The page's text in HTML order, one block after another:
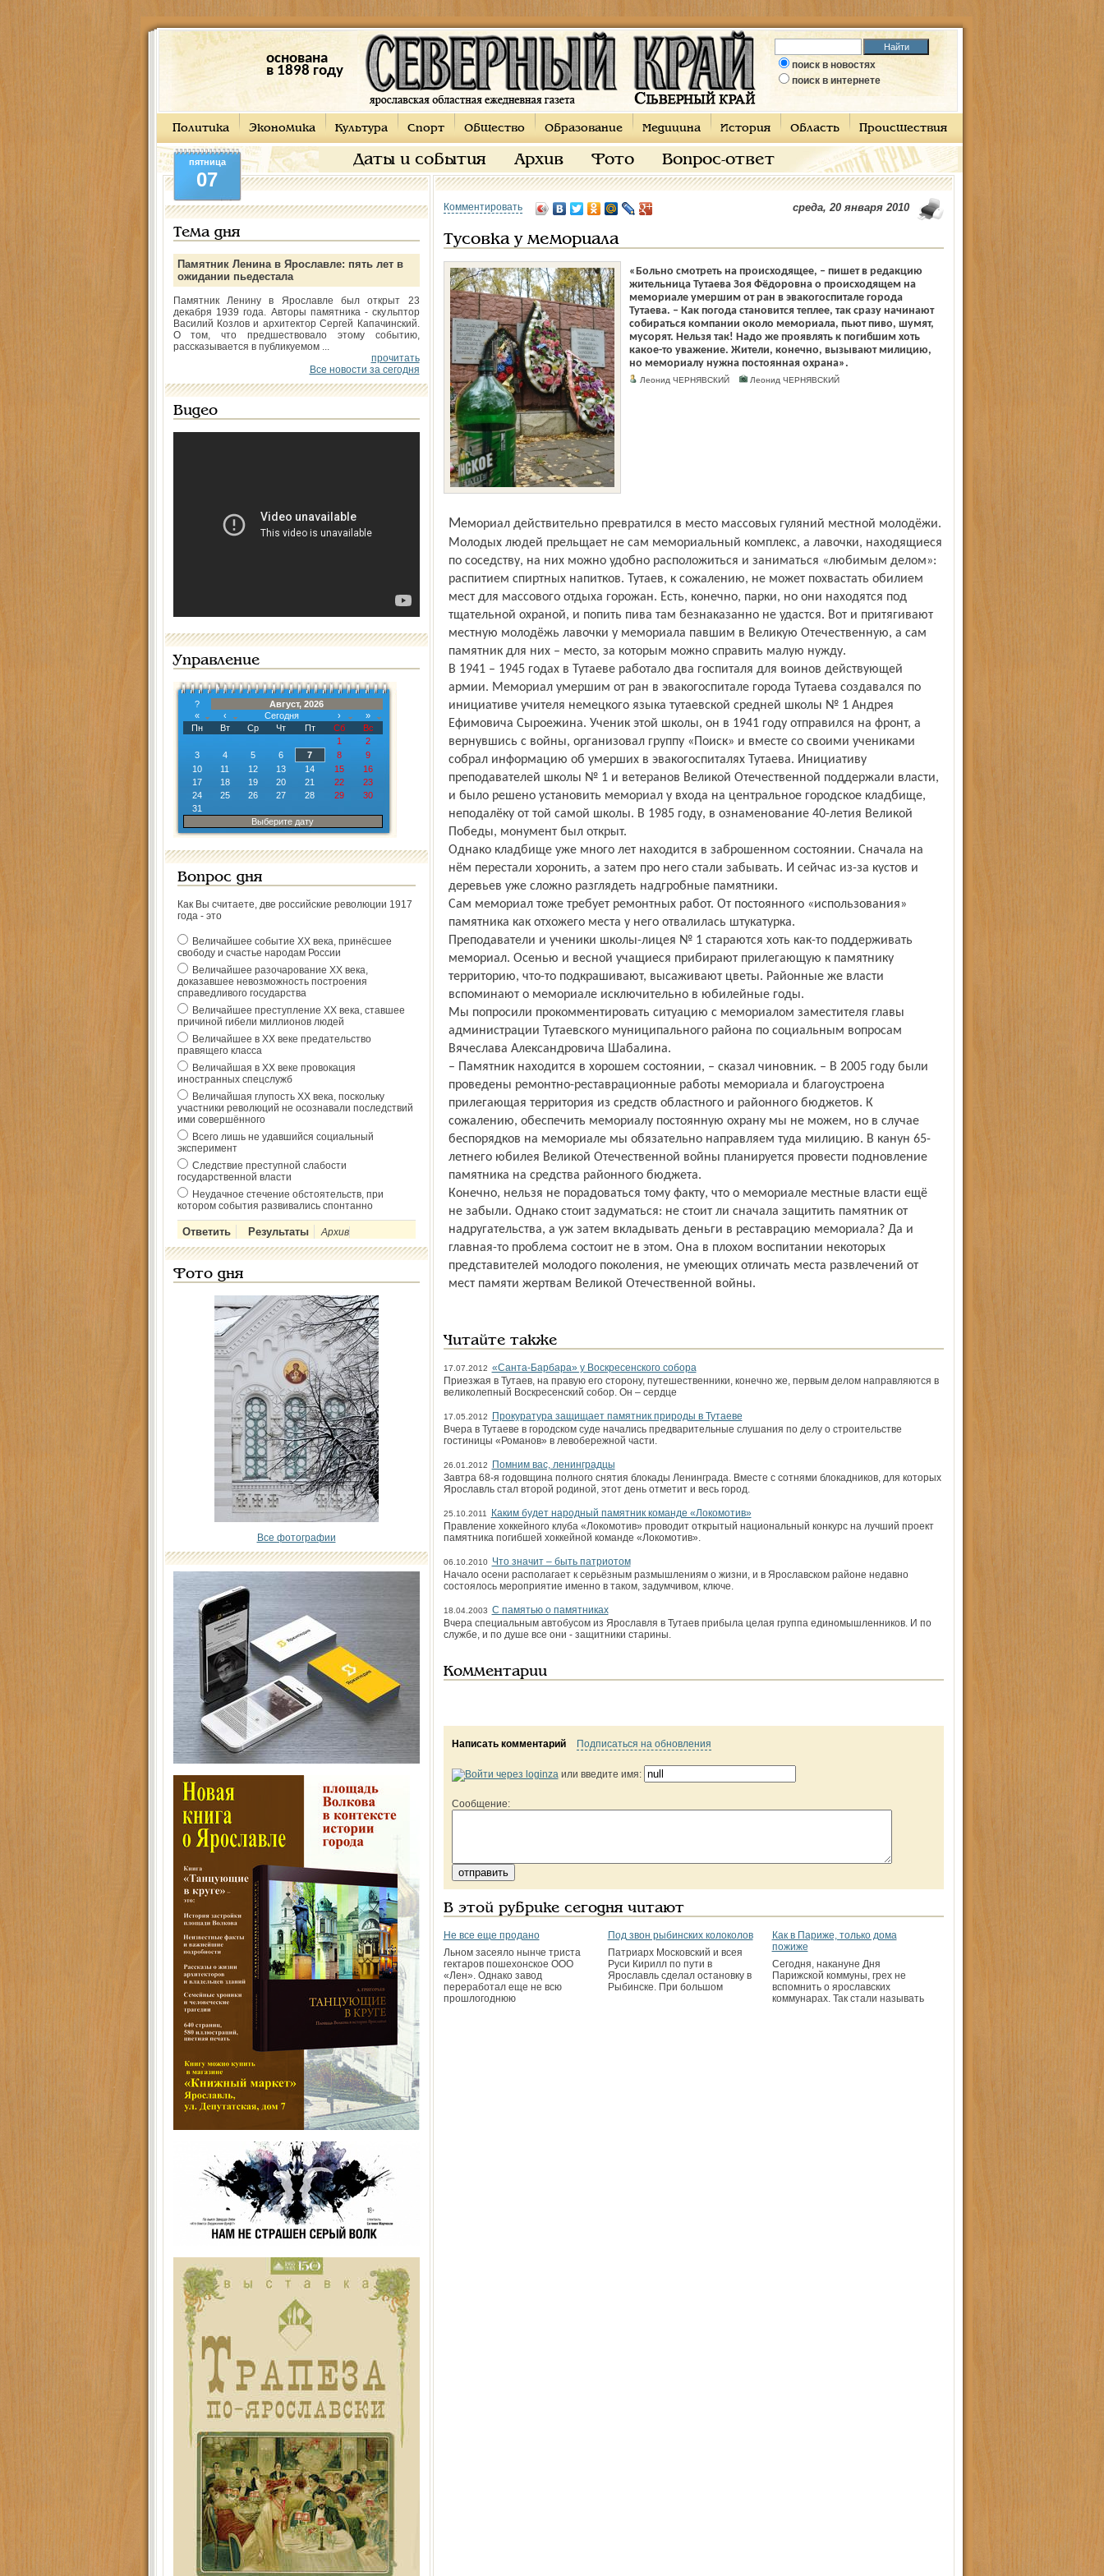
основана
в 1898 году
поиск в новостях
поиск в интернете
Политика Экономика Культура Спорт Общество Образование Медицина История Область Происшествия
Даты и события Архив Фото Вопрос-ответ
пятница
07
Тема дня
Памятник Ленина в Ярославле: пять лет в
ожидании пьедестала
Памятник Ленину в Ярославле был открыт 23
декабря 1939 года. Авторы памятника - скульптор
Василий Козлов и архитектор Сергей Капачинский.
О том, что предшествовало этому событию,
рассказывается в публикуемом ...
прочитать
Все новости за сегодня
Видео
Управление
?
Август, 2026
«
‹ Сегодня ›
»
Пн
Вт Ср Чт Пт Сб
Вс
1
2
3
4 5 6 7 8
9
10
11 12 13 14 15
16
17
18 19 20 21 22
23
24
25 26 27 28 29
30
31
Выберите дату
Вопрос дня
Как Вы считаете, две российские революции 1917
года - это
Величайшее событие ХХ века, принёсшее
свободу и счастье народам России
Величайшее разочарование ХХ века,
доказавшее невозможность построения
справедливого государства
Величайшее преступление ХХ века, ставшее
причиной гибели миллионов людей
Величайшее в ХХ веке предательство
правящего класса
Величайшая в ХХ веке провокация
иностранных спецслужб
Величайшая глупость ХХ века, поскольку
участники революций не осознавали последствий
ими совершённого
Всего лишь не удавшийся социальный
эксперимент
Следствие преступной слабости
государственной власти
Неудачное стечение обстоятельств, при
котором события развивались спонтанно
Архив
Фото дня
Все фотографии
Комментировать среда, 20 января 2010
Тусовка у мемориала
«Больно смотреть на происходящее, – пишет в редакцию
жительница Тутаева Зоя Фёдоровна о происходящем на
мемориале умершим от ран в эвакогоспитале города
Тутаева. – Как погода становится теплее, так сразу начинают
собираться компании около мемориала, пьют пиво, шумят,
мусорят. Нельзя так! Надо же проявлять к погибшим хоть
какое-то уважение. Жители, конечно, вызывают милицию,
но мемориалу нужна постоянная охрана».
Леонид ЧЕРНЯВСКИЙ Леонид ЧЕРНЯВСКИЙ
Мемориал действительно превратился в место массовых гуляний местной молодёжи.
Молодых людей прельщает не сам мемориальный комплекс, а лавочки, находящиеся
по соседству, на них можно удобно расположиться и заниматься «любимым делом»:
распитием спиртных напитков. Тутаев, к сожалению, не может похвастать обилием
мест для массового отдыха горожан. Есть, конечно, парки, но они находятся под
тщательной охраной, и попить пива там безнаказанно не удастся. Вот и притягивают
местную молодёжь лавочки у мемориала павшим в Великую Отечественную, а сам
памятник для них – место, за которым можно справить малую нужду.
В 1941 – 1945 годах в Тутаеве работало два госпиталя для воинов действующей
армии. Мемориал умершим от ран в эвакогоспитале города Тутаева создавался по
инициативе учителя немецкого языка тутаевской средней школы № 1 Андрея
Ефимовича Сыроежина. Ученик этой школы, он в 1941 году отправился на фронт, а
вернувшись с войны, организовал группу «Поиск» и вместе со своими учениками
собрал информацию об умерших в эвакогоспиталях Тутаева. Инициативу
преподавателей школы № 1 и ветеранов Великой Отечественной поддержали власти,
и было решено установить мемориал у входа на центральное городское кладбище,
неподалёку от той самой школы. В 1985 году, в ознаменование 40-летия Великой
Победы, монумент был открыт.
Однако кладбище уже много лет находится в заброшенном состоянии. Сначала на
нём перестали хоронить, а затем про него стали забывать. И сейчас из-за кустов и
деревьев уже сложно разглядеть надгробные памятники.
Сам мемориал тоже требует ремонтных работ. От постоянного «использования»
памятника как отхожего места у него отвалилась штукатурка.
Преподаватели и ученики школы-лицея № 1 стараются хоть как-то поддерживать
мемориал. Осенью и весной учащиеся прибирают прилегающую к памятнику
территорию, что-то подкрашивают, высаживают цветы. Районные же власти
вспоминают о мемориале исключительно в юбилейные годы.
Мы попросили прокомментировать ситуацию с мемориалом заместителя главы
администрации Тутаевского муниципального района по социальным вопросам
Вячеслава Александровича Шабалина.
– Памятник находится в хорошем состоянии, – сказал чиновник. – В 2005 году были
проведены ремонтно-реставрационные работы мемориала и благоустроена
прилегающая территория из средств областного и районного бюджетов. К
сожалению, обеспечить мемориалу постоянную охрану мы не можем, но в случае
беспорядков на мемориале мы обязательно направляем туда милицию. В канун 65-
летнего юбилея Великой Отечественной войны планируется провести подновление
памятника на средства районного бюджета.
Конечно, нельзя не порадоваться тому факту, что о мемориале местные власти ещё
не забыли. Однако стоит задуматься: не стоит ли сначала защитить памятник от
надругательства, а уж затем вкладывать деньги в реставрацию мемориала? Да и
главная-то проблема состоит не в этом. Она в плохом воспитании некоторых
представителей молодого поколения, не умеющих отличать места развлечений от
мест памяти жертвам Великой Отечественной войны.
Читайте также
17.07.2012 «Санта-Барбара» у Воскресенского собора
Приезжая в Тутаев, на правую его сторону, путешественники, конечно же, первым делом направляются в
великолепный Воскресенский собор. Он – сердце
17.05.2012
Прокуратура защищает памятник природы в Тутаеве
Вчера в Тутаеве в городском суде начались предварительные слушания по делу о строитель­стве
гостиницы «Романов» в левобережной части.
26.01.2012
Помним вас, ленинградцы
Завтра 68-я годовщина полного снятия блокады Ленинграда. Вместе с сотнями блокадников, для которых
Ярославль стал второй родиной, этот день отметит и весь город.
25.10.2011
Каким будет народный памятник команде «Локомотив»
Правление хоккейного клуба «Локомотив» проводит открытый национальный конкурс на лучший проект
памятника погибшей хоккейной команде «Локомотив».
06.10.2010 Что значит – быть патриотом
Начало осени располагает к серьёзным размышлениям о жизни, и в Ярославском рай­оне недавно
состоялось мероприятие именно в таком, задумчивом, ключе.
18.04.2003 С памятью о памятниках
Вчера специальным автобусом из Ярославля в Тутаев прибыла целая группа единомышленников. И по
службе, и по душе все они - защитники старины.
Комментарии
Написать комментарий Подписаться на обновления
или введите имя:
Сообщение:
В этой рубрике сегодня читают
Не все еще продано
Льном засеяло нынче триста
гектаров пошехонское ООО
«Лен». Однако завод
переработал еще не всю
прошлогоднюю
Под звон рыбинских колоколов
Патриарх Московский и всея
Руси Кирилл по пути в
Ярославль сделал остановку в
Рыбинске. При большом
Как в Париже, только дома
пожиже
Сегодня, накануне Дня
Парижской коммуны, грех не
вспомнить о ярославских
коммунарах. Так стали называть